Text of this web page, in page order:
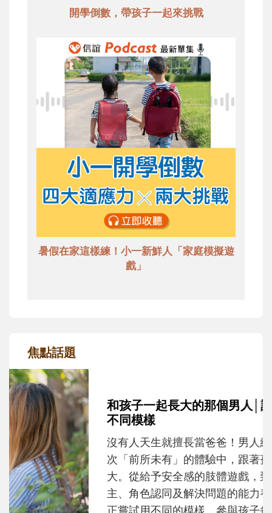
開學倒數，帶孩子一起來挑戰
暑假在家這樣練！小一新鮮人「家庭模擬遊
戲」
焦點話題